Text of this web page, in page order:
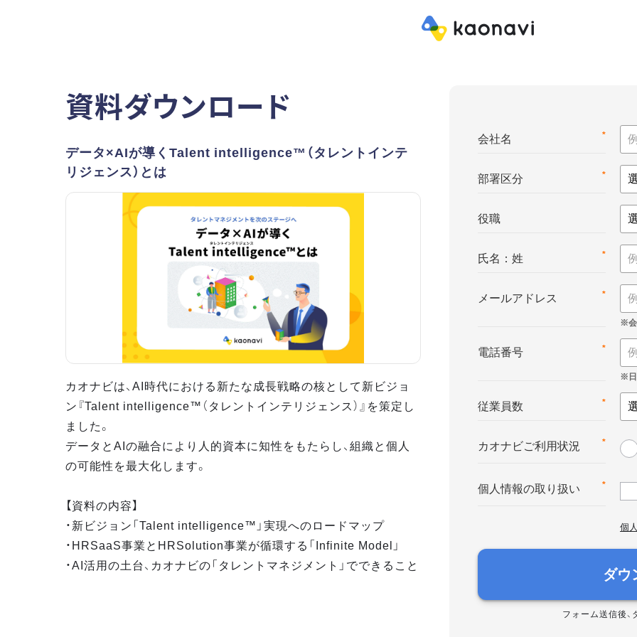
資料ダウンロード
データ×AIが導くTalent intelligence™（タレントインテ
リジェンス）とは
カオナビは、AI時代における新たな成長戦略の核として新ビジョ
ン『Talent intelligence™（タレントインテリジェンス）』を策定し
ました。
データとAIの融合により人的資本に知性をもたらし、組織と個人
の可能性を最大化します。
【資料の内容】
・新ビジョン「Talent intelligence™」実現へのロードマップ
・HRSaaS事業とHRSolution事業が循環する「Infinite Model」
・AI活用の土台、カオナビの「タレントマネジメント」でできること
*
会社名
*
部署区分
役職
*
氏名：姓
*
メールアドレス
*
電話番号
*
従業員数
*
カオナビご利用状況
*
個人情報の取り扱い
個
ダウ
フォーム送信後